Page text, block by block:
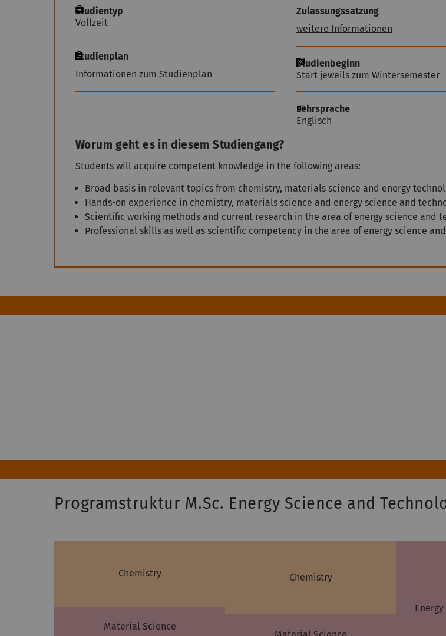
Worum geht es in diesem Studiengang?
Students will acquire competent knowledge in the following areas:
Broad basis in relevant topics from chemistry, materials science and energy
Hands-on experience in chemistry, materials science and energy science and
Scientific working methods and current research in the area of energy science and
Professional skills as well as scientific competency in the area of energy science
Studientyp
Vollzeit
Studienplan
Informationen zum Studienplan
Zulassungssatzung
weitere Informationen
Studienbeginn
Start jeweils zum Wintersemester
Lehrsprache
Englisch
Programstruktur M.Sc. Energy Science and
Chemistry
Material Science
Chemistry